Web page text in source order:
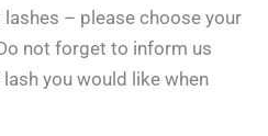
– please choose your
not forget to inform us
you would like when